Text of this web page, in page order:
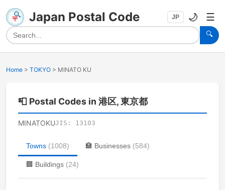
Japan Postal Code
🔍
JP 🌙 ☰
Home > TOKYO > MINATO KU
📮 Postal Codes in 港区, 東京都
MINATOKUJIS: 13103
Towns (1008) 🏣 Businesses (584)
🏢 Buildings (24)